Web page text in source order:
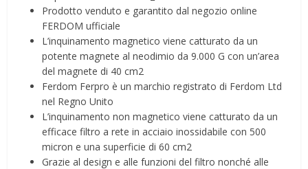
Prodotto venduto e garantito dal negozio online
FERDOM ufficiale
L’inquinamento magnetico viene catturato da un
potente magnete al neodimio da 9.000 G con un’area
del magnete di 40 cm2
Ferdom Ferpro è un marchio registrato di Ferdom Ltd
nel Regno Unito
L’inquinamento non magnetico viene catturato da un
efficace filtro a rete in acciaio inossidabile con 500
micron e una superficie di 60 cm2
Grazie al design e alle funzioni del filtro nonché alle